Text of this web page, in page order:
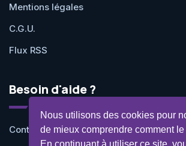
Nous utilisons des cookies pour
de mieux comprendre comment
En continuant à utiliser ce site,
Mentions légales
C.G.U.
Flux RSS
Besoin d'aide ?
Contactez-nous